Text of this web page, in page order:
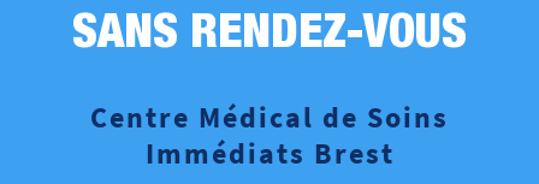
SANS RENDEZ-VOUS
Centre Médical de Soins
Immédiats Brest